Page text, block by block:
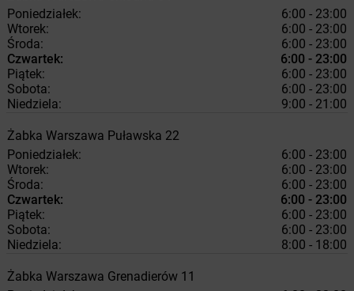
Poniedziałek:
6:00 - 23:00
Wtorek:
6:00 - 23:00
Środa:
6:00 - 23:00
Czwartek:
6:00 - 23:00
Piątek:
6:00 - 23:00
Sobota:
6:00 - 23:00
Niedziela:
9:00 - 21:00
Żabka Warszawa Puławska 22
Poniedziałek:
6:00 - 23:00
Wtorek:
6:00 - 23:00
Środa:
6:00 - 23:00
Czwartek:
6:00 - 23:00
Piątek:
6:00 - 23:00
Sobota:
6:00 - 23:00
Niedziela:
8:00 - 18:00
Żabka Warszawa Grenadierów 11